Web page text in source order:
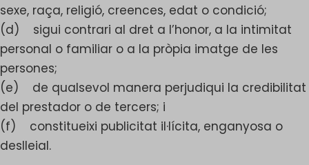
sexe, raça, religió, creences, edat o condició;
(d) sigui contrari al dret a l’honor, a la intimitat
personal o familiar o a la pròpia imatge de les
persones;
(e) de qualsevol manera perjudiqui la credibilitat
del prestador o de tercers; i
(f) constitueixi publicitat il·lícita, enganyosa o
deslleial.